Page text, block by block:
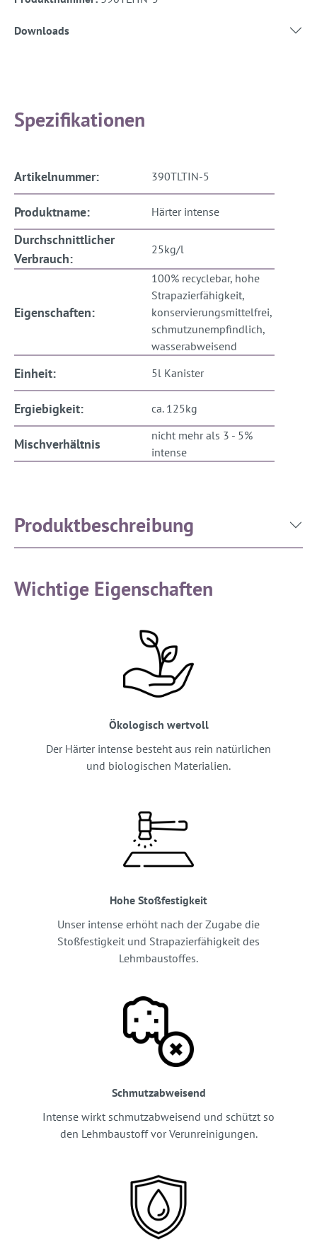
Downloads
Spezifikationen
Artikelnummer: 390TLTIN-5
Produktname: Härter intense
Durchschnittlicher
Verbrauch:
25kg/l
Eigenschaften:
100% recyclebar, hohe
Strapazierfähigkeit,
konservierungsmittelfrei,
schmutzunempfindlich,
wasserabweisend
Einheit: 5l Kanister
Ergiebigkeit: ca. 125kg
Mischverhältnis
nicht mehr als 3 - 5%
intense
Produktbeschreibung
Wichtige Eigenschaften
Ökologisch wertvoll
Der Härter intense besteht aus rein natürlichen
und biologischen Materialien.
Hohe Stoßfestigkeit
Unser intense erhöht nach der Zugabe die
Stoßfestigkeit und Strapazierfähigkeit des
Lehmbaustoffes.
Schmutzabweisend
Intense wirkt schmutzabweisend und schützt so
den Lehmbaustoff vor Verunreinigungen.